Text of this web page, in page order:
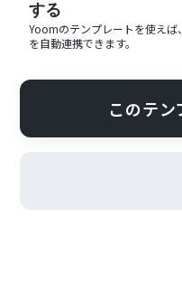
する
Yoomのテンプレートを使え
を自動連携できます。
このテ